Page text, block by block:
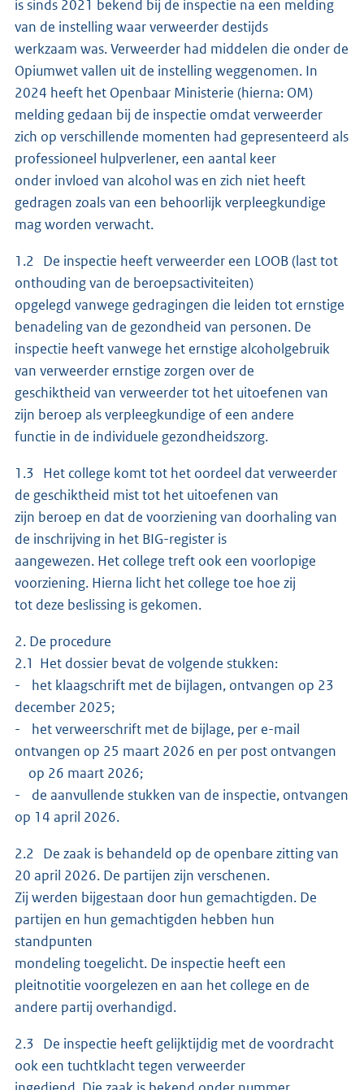
is sinds 2021 bekend bij de inspectie na een melding
van de instelling waar verweerder destijds
werkzaam was. Verweerder had middelen die onder de
Opiumwet vallen uit de instelling weggenomen. In
2024 heeft het Openbaar Ministerie (hierna: OM)
melding gedaan bij de inspectie omdat verweerder
zich op verschillende momenten had gepresenteerd als
professioneel hulpverlener, een aantal keer
onder invloed van alcohol was en zich niet heeft
gedragen zoals van een behoorlijk verpleegkundige
mag worden verwacht.
1.2 De inspectie heeft verweerder een LOOB (last tot
onthouding van de beroepsactiviteiten)
opgelegd vanwege gedragingen die leiden tot ernstige
benadeling van de gezondheid van personen. De
inspectie heeft vanwege het ernstige alcoholgebruik
van verweerder ernstige zorgen over de
geschiktheid van verweerder tot het uitoefenen van
zijn beroep als verpleegkundige of een andere
functie in de individuele gezondheidszorg.
1.3 Het college komt tot het oordeel dat verweerder
de geschiktheid mist tot het uitoefenen van
zijn beroep en dat de voorziening van doorhaling van
de inschrijving in het BIG-register is
aangewezen. Het college treft ook een voorlopige
voorziening. Hierna licht het college toe hoe zij
tot deze beslissing is gekomen.
2. De procedure
2.1 Het dossier bevat de volgende stukken:
- het klaagschrift met de bijlagen, ontvangen op 23
december 2025;
- het verweerschrift met de bijlage, per e-mail
ontvangen op 25 maart 2026 en per post ontvangen
op 26 maart 2026;
- de aanvullende stukken van de inspectie, ontvangen
op 14 april 2026.
2.2 De zaak is behandeld op de openbare zitting van
20 april 2026. De partijen zijn verschenen.
Zij werden bijgestaan door hun gemachtigden. De
partijen en hun gemachtigden hebben hun
standpunten
mondeling toegelicht. De inspectie heeft een
pleitnotitie voorgelezen en aan het college en de
andere partij overhandigd.
2.3 De inspectie heeft gelijktijdig met de voordracht
ook een tuchtklacht tegen verweerder